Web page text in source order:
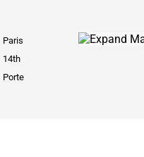
Paris
14th
Porte